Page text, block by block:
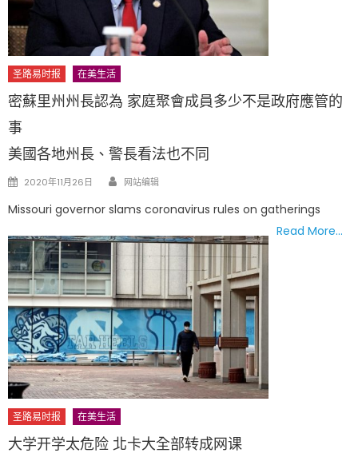
圣路易时报 在美生活
密蘇里州州長認為 家庭聚會成員多少不是政府應管的
事
美國各地州長、警長看法也不同
Posted
2020年11月26日 Author
网站编辑
Missouri governor slams coronavirus rules on gatherings
Read More…
圣路易时报 在美生活
大学开学太危险 北卡大全部转成网课